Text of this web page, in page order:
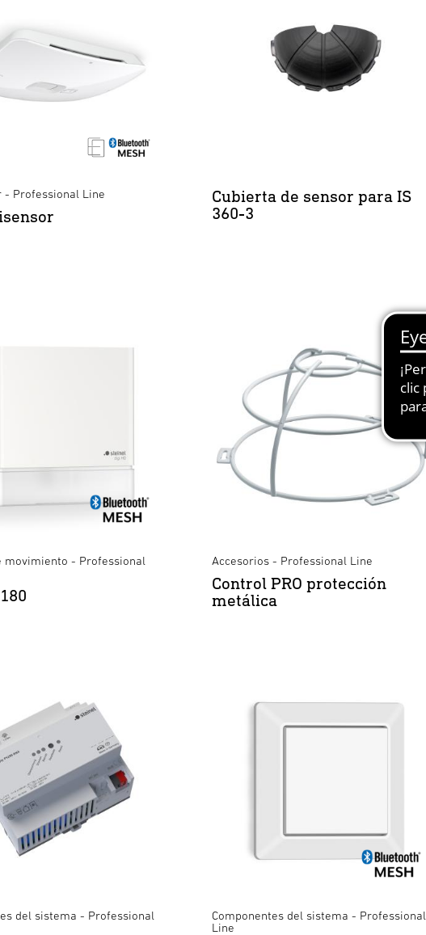
- Professional Line
Cubierta de sensor para IS
360-3
movimiento - Professional
Accesorios - Professional Line
Control PRO protección
metálica
del sistema - Professional
Componentes del sistema - Professional
Line